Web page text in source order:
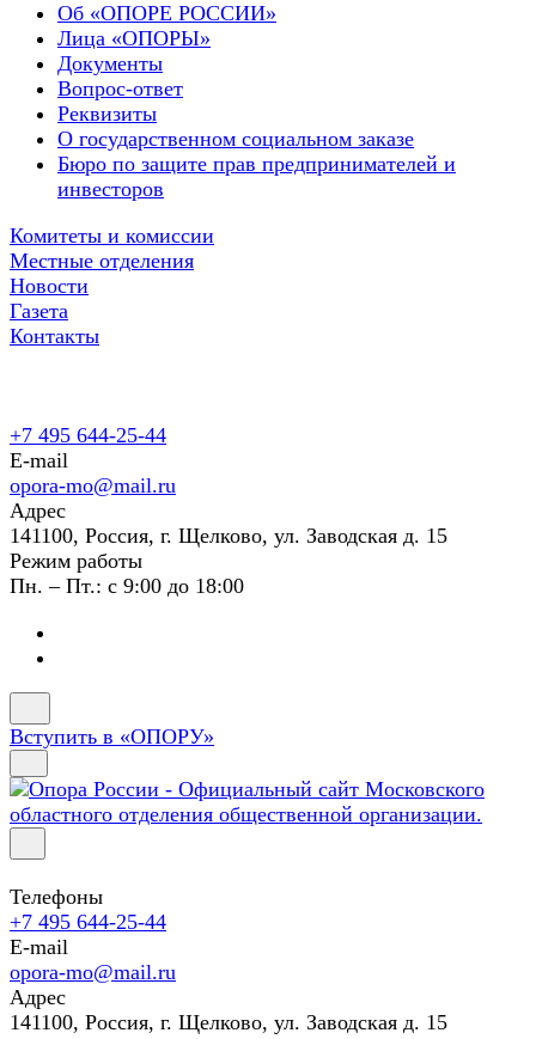
Об «ОПОРЕ РОССИИ»
Лица «ОПОРЫ»
Документы
Вопрос-ответ
Реквизиты
О государственном социальном заказе
Бюро по защите прав предпринимателей и
инвесторов
Комитеты и комиссии
Местные отделения
Новости
Газета
Контакты
+7 495 644-25-44
E-mail
opora-mo@mail.ru
Адрес
141100, Россия, г. Щелково, ул. Заводская д. 15
Режим работы
Пн. – Пт.: с 9:00 до 18:00
Вступить в «ОПОРУ»
Телефоны
+7 495 644-25-44
E-mail
opora-mo@mail.ru
Адрес
141100, Россия, г. Щелково, ул. Заводская д. 15